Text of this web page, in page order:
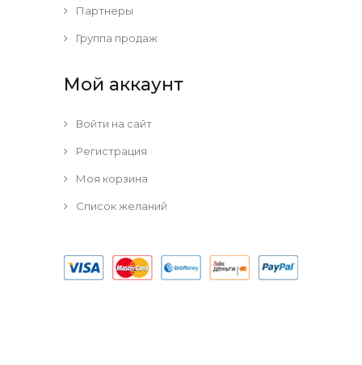
Партнеры
Группа продаж
Мой аккаунт
Войти на сайт
Регистрация
Моя корзина
Список желаний